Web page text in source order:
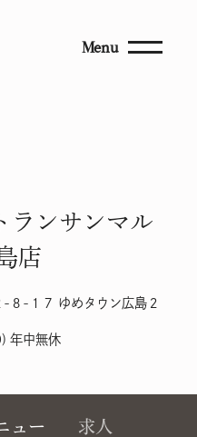
Menu
ランサンマル
店
８-１７ ゆめタウン広島２
年中無休
ュー 求人